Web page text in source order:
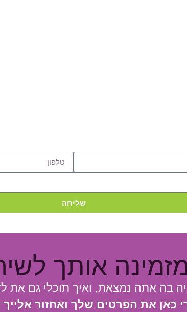
שליחה
אותך
בה אתה נמצאת, ואיך תוכלי גם את
כאן את הפרטים שלך ואחזור אלייך תוך 24